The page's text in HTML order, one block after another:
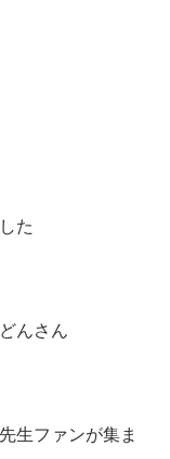
た
んさん
生ファンが集ま